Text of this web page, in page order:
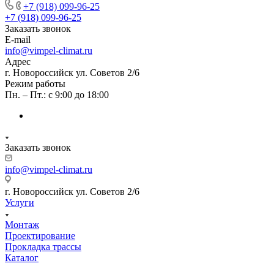
+7 (918) 099-96-25
+7 (918) 099-96-25
Заказать звонок
E-mail
info@vimpel-climat.ru
Адрес
г. Новороссийск ул. Советов 2/6
Режим работы
Пн. – Пт.: с 9:00 до 18:00
Заказать звонок
info@vimpel-climat.ru
г. Новороссийск ул. Советов 2/6
Услуги
Монтаж
Проектирование
Прокладка трассы
Каталог